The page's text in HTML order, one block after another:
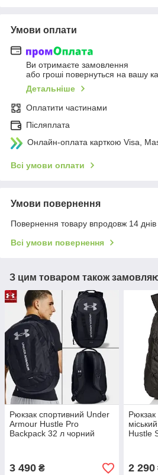
Умови оплати
Ви отримаєте замовлення
або гроші повернуться на вашу
Детальніше
Оплатити частинами
Післяплата
Онлайн-оплата карткою Visa,
Всі умови оплати
Умови повернення
Повернення товару впродовж 14 днів
Всі умови повернення
З цим товаром також
Рюкзак спортивний Under
Armour Hustle Pro
Backpack 32 л чорний
3 490 ₴
Рюкзак
Hustle
2 290